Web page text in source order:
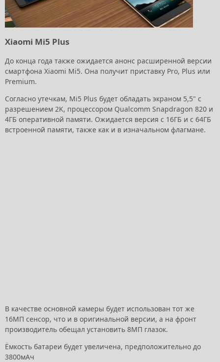
Xiaomi Mi5 Plus
До конца года также ожидается анонс расширенной версии
смартфона Xiaomi Mi5. Она получит приставку Pro, Plus или
Premium.
Согласно утечкам, Mi5 Plus будет обладать экраном 5,5" с
разрешением 2K, процессором Qualcomm Snapdragon 820 и
4ГБ оперативной памяти. Ожидается версия с 16ГБ и с 64ГБ
встроенной памяти, также как и в изначальном флагмане.
В качестве основной камеры будет использован тот же
16МП сенсор, что и в оригинальной версии, а на фронт
производитель обещал установить 8МП глазок.
Ёмкость батареи будет увеличена, предположительно до
3800мАч